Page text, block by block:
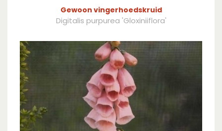
Gewoon vingerhoedskruid
Digitalis purpurea 'Gloxiniiflora'